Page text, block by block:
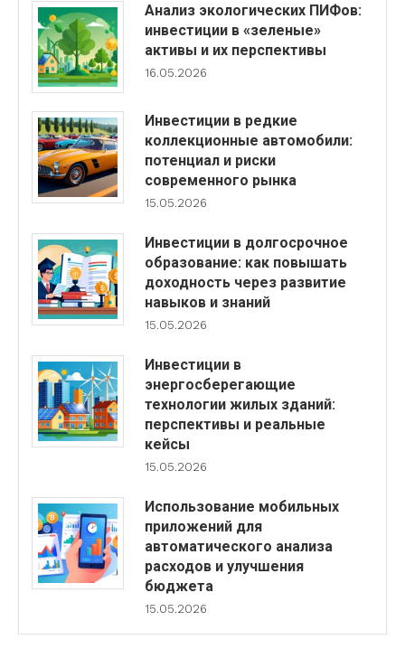
Анализ экологических ПИФов:
инвестиции в «зеленые»
активы и их перспективы
16.05.2026
Инвестиции в редкие
коллекционные автомобили:
потенциал и риски
современного рынка
15.05.2026
Инвестиции в долгосрочное
образование: как повышать
доходность через развитие
навыков и знаний
15.05.2026
Инвестиции в
энергосберегающие
технологии жилых зданий:
перспективы и реальные
кейсы
15.05.2026
Использование мобильных
приложений для
автоматического анализа
расходов и улучшения
бюджета
15.05.2026